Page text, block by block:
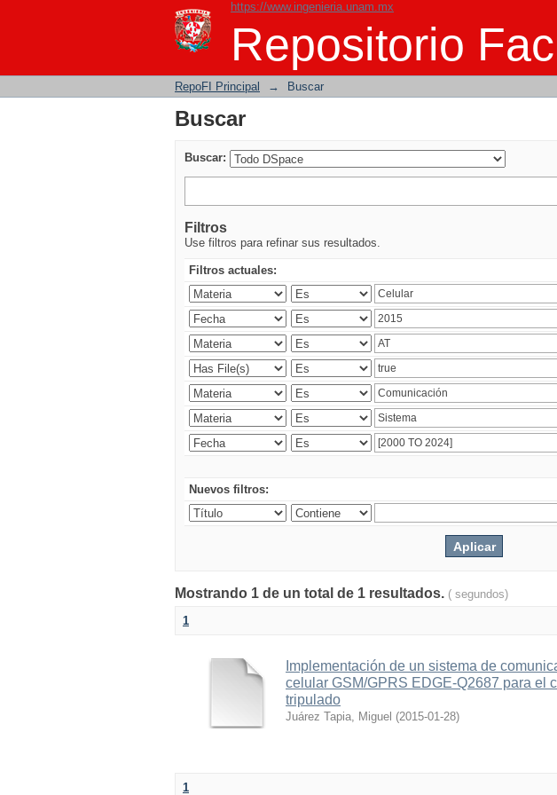
https://www.ingenieria.unam.mx
Repositorio
Buscar
RepoFI Principal → Buscar
Buscar
Buscar:
Filtros
Use filtros para refinar sus resultados.
Filtros actuales:
Nuevos filtros:
Mostrando 1 de un total de 1 resultados. ( segundos)
1
Implementación de un sistema de
celular GSM/GPRS EDGE-Q2687 para el
tripulado
Juárez Tapia, Miguel (2015-01-28)
1